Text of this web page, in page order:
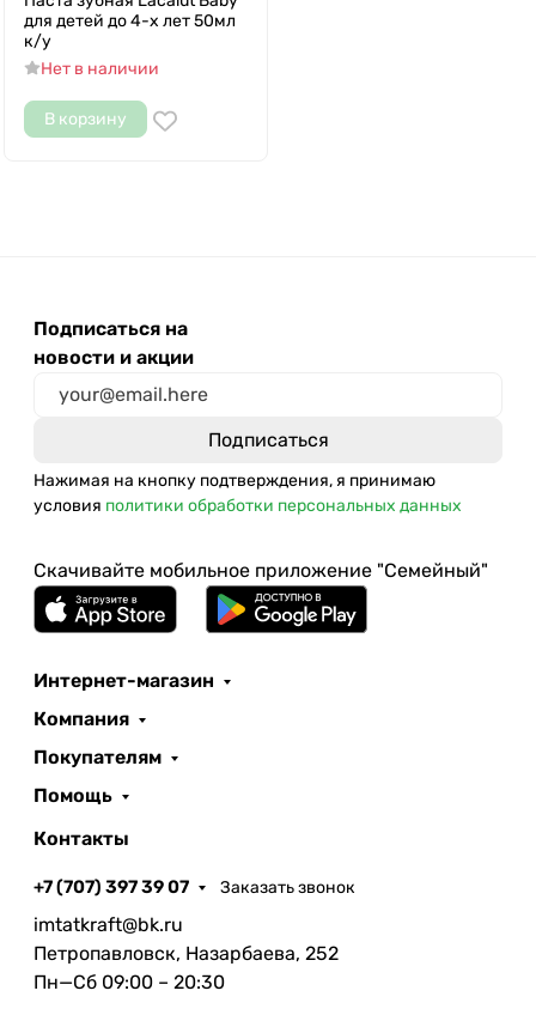
для детей до 4-х лет 50мл
к/у
Нет в наличии
В корзину
Подписаться на
новости и акции
Нажимая на кнопку подтверждения, я принимаю
условия политики обработки персональных данных
Скачивайте мобильное приложение "Семейный"
Интернет-магазин
Компания
Покупателям
Помощь
Контакты
+7 (707) 397 39 07 Заказать звонок
imtatkraft@bk.ru
Петропавловск, Назарбаева, 252
Пн—Сб 09:00 – 20:30